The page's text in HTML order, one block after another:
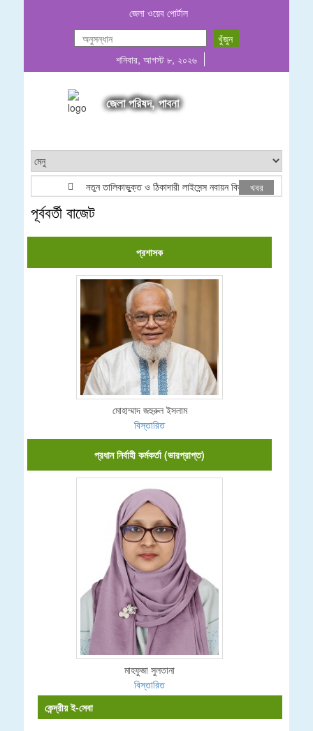
জেলা ওয়েব পোর্টাল
শনিবার, আগস্ট ৮, ২০২৬
জেলা পরিষদ, পাবনা
নতুন তালিকাভুুক্ত ও ঠিকাদারী লাইসেন্স নবায়ন বিজ্ঞপ্তি ২০২৬
খবর
পূর্ববর্তী বাজেট
প্রশাসক
মোহাম্মাদ জহুরুল ইসলাম
বিস্তারিত
প্রধান নির্বাহী কর্মকর্তা (ভারপ্রাপ্ত)
মাহফুজা সুলতানা
বিস্তারিত
কেন্দ্রীয় ই-সেবা